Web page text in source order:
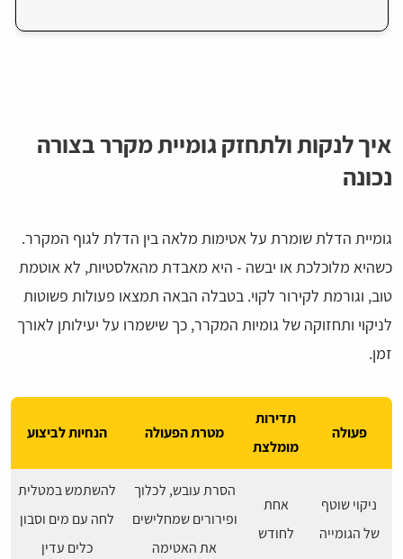
איך לנקות ולתחזק גומיית מקרר בצורה
נכונה
גומיית הדלת שומרת על אטימות מלאה בין הדלת לגוף המקרר.
כשהיא מלוכלכת או יבשה - היא מאבדת מהאלסטיות, לא אוטמת
טוב, וגורמת לקירור לקוי. בטבלה הבאה תמצאו פעולות פשוטות
לניקוי ותחזוקה של גומיות המקרר, כך שישמרו על יעילותן לאורך
זמן.
פעולה
תדירות
מומלצת
מטרת הפעולה הנחיות לביצוע
ניקוי שוטף
של הגומייה
אחת
לחודש
הסרת עובש, לכלוך
ופירורים שמחלישים
את האטימה
להשתמש במטלית
לחה עם מים וסבון
כלים עדין